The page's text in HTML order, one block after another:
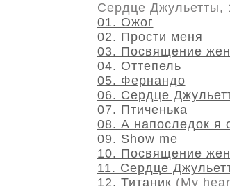
Сердце Джульетты,
01. Ожог
02. Прости меня
03. Посвящение
04. Оттепель
05. Фернандо
06. Сердце
07. Птиченька
08. А напоследок я
09. Show me
10. Посвящение
11. Сердце
12. Титаник (My